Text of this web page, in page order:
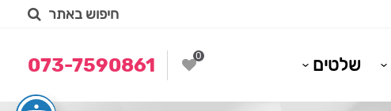
חיפוש באתר
שלטים 0
073-7590861